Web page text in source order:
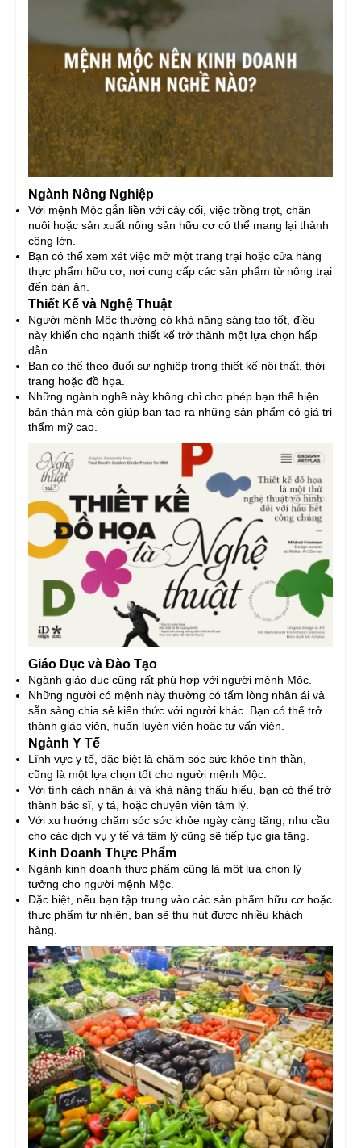
Ngành Nông Nghiệp
Với mệnh Mộc gắn liền với cây cối, việc trồng trọt, chăn
nuôi hoặc sản xuất nông sản hữu cơ có thể mang lại thành
công lớn.
Bạn có thể xem xét việc mở một trang trại hoặc cửa hàng
thực phẩm hữu cơ, nơi cung cấp các sản phẩm từ nông trại
đến bàn ăn.
Thiết Kế và Nghệ Thuật
Người mệnh Mộc thường có khả năng sáng tạo tốt, điều
này khiến cho ngành thiết kế trở thành một lựa chọn hấp
dẫn.
Bạn có thể theo đuổi sự nghiệp trong thiết kế nội thất, thời
trang hoặc đồ họa.
Những ngành nghề này không chỉ cho phép bạn thể hiện
bản thân mà còn giúp bạn tạo ra những sản phẩm có giá trị
thẩm mỹ cao.
Giáo Dục và Đào Tạo
Ngành giáo dục cũng rất phù hợp với người mệnh Mộc.
Những người có mệnh này thường có tấm lòng nhân ái và
sẵn sàng chia sẻ kiến thức với người khác. Bạn có thể trở
thành giáo viên, huấn luyện viên hoặc tư vấn viên.
Ngành Y Tế
Lĩnh vực y tế, đặc biệt là chăm sóc sức khỏe tinh thần,
cũng là một lựa chọn tốt cho người mệnh Mộc.
Với tính cách nhân ái và khả năng thấu hiểu, bạn có thể trở
thành bác sĩ, y tá, hoặc chuyên viên tâm lý.
Với xu hướng chăm sóc sức khỏe ngày càng tăng, nhu cầu
cho các dịch vụ y tế và tâm lý cũng sẽ tiếp tục gia tăng.
Kinh Doanh Thực Phẩm
Ngành kinh doanh thực phẩm cũng là một lựa chọn lý
tưởng cho người mệnh Mộc.
Đặc biệt, nếu bạn tập trung vào các sản phẩm hữu cơ hoặc
thực phẩm tự nhiên, bạn sẽ thu hút được nhiều khách
hàng.